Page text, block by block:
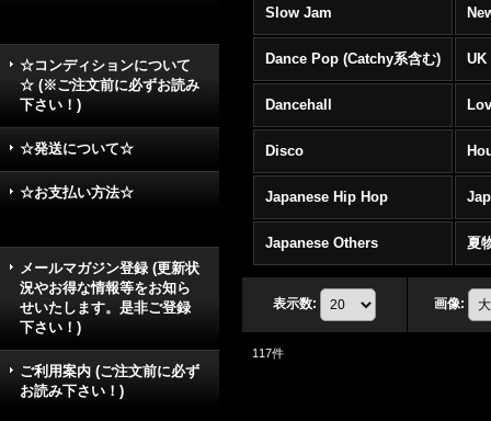
☆コンディションについて
☆ (※ご注文前に必ずお読み
下さい！)
☆発送について☆
☆お支払い方法☆
メールマガジン登録 (更新状
況やお得な情報等をお知ら
せいたします。是非ご登録
下さい！)
ご利用案内 (ご注文前に必ず
お読み下さい！)
Slow Jam
Dance Pop (Catchy系含む) UK
Dancehall
Disco
Japanese Hip Hop
Japanese Others 夏
表示数: 画像:
117件